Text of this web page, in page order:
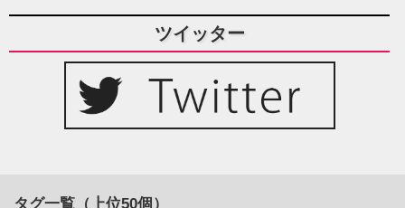
ツイッター
タグ一覧（上位50個）